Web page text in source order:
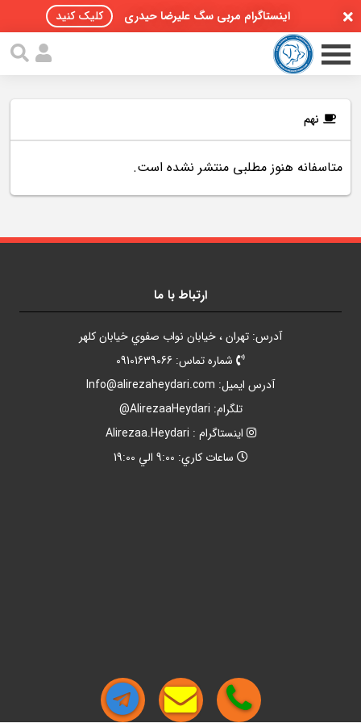
اینستاگرام مربی سگ علیرضا حیدری کلیک کنید
صفحه اصلی
پادکست سگ ها
نهم
متاسفانه هنوز مطلبی منتشر نشده است.
ارتباط با ما
آدرس: تهران ، خيابان نواب صفوي خيابان کلهر
شماره تماس: 09101639066
آدرس ايميل: Info@alirezaheydari.com
تلگرام: AlirezaaHeydari@
اينستاگرام : Alirezaa.Heydari
ساعات کاري: 9:00 الي 19:00